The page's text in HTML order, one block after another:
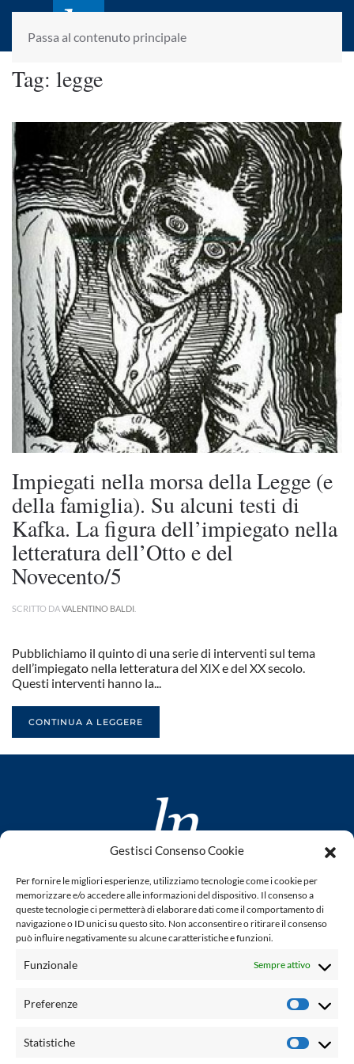
Gestisci Consenso Cookie
Per fornire le migliori esperienze, utilizziamo tecnologie come i cookie per
memorizzare e/o accedere alle informazioni del dispositivo. Il consenso a
queste tecnologie ci permetterà di elaborare dati come il comportamento di
navigazione o ID unici su questo sito. Non acconsentire o ritirare il consenso
può influire negativamente su alcune caratteristiche e funzioni.
Funzionale Sempre attivo
Preferenze
Statistiche
Passa al contenuto principale
laletteraturaenoi.it
fondato da Romano Luperini
Tag: legge
Impiegati nella morsa della Legge (e
della famiglia). Su alcuni testi di
Kafka. La figura dell’impiegato nella
letteratura dell’Otto e del
Novecento/5
SCRITTO DAVALENTINO BALDI
Pubblichiamo il quinto di una serie di interventi sul tema
dell’impiegato nella letteratura del XIX e del XX secolo.
Questi interventi hanno la...
CONTINUA A LEGGERE
www.laletteraturaenoi.it
fondato da Romano Luperini
Questo blog non rappresenta una testata giornalistica in
quanto viene aggiornato senza alcuna periodicità. Non può
legge n° 62 del 7.03.2001. L'autore non è responsabile per